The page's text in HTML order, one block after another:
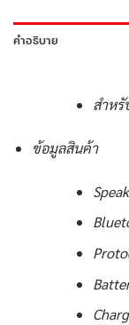
คำอธิบาย
สำห
ข้อมูลสินค้า